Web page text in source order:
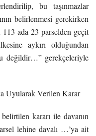
bu taşınmazlar
belirlenmesi gerekirken
ada 23 parselden geçit
aykırı olduğundan
değildir…” gerekçeleriyle
Uyularak Verilen Karar
kararı ile davanın
lehine davalı …’ya ait